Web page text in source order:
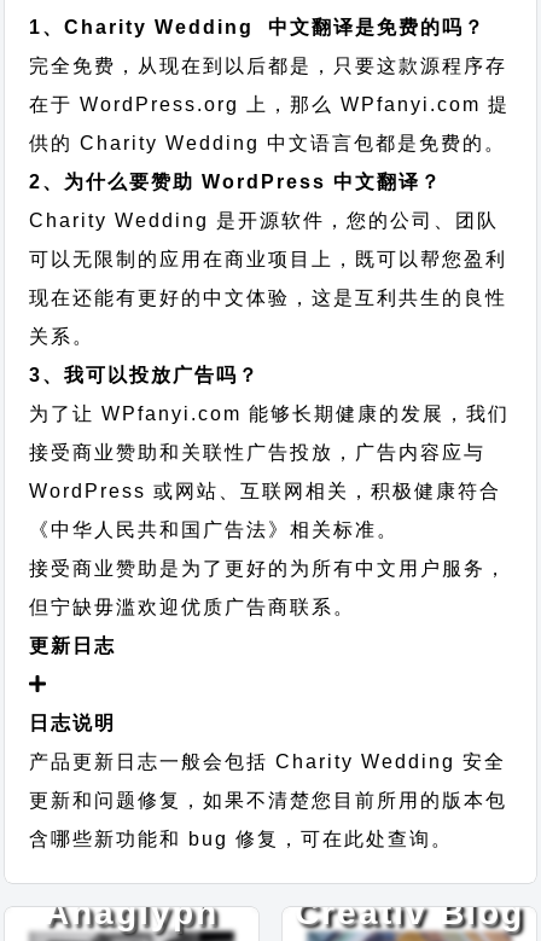
1、Charity Wedding 中文翻译是免费的吗？
完全免费，从现在到以后都是，只要这款源程序存
在于 WordPress.org 上，那么 WPfanyi.com 提
供的 Charity Wedding 中文语言包都是免费的。
2、为什么要赞助 WordPress 中文翻译？
Charity Wedding 是开源软件，您的公司、团队
可以无限制的应用在商业项目上，既可以帮您盈利
现在还能有更好的中文体验，这是互利共生的良性
关系。
3、我可以投放广告吗？
为了让 WPfanyi.com 能够长期健康的发展，我们
接受商业赞助和关联性广告投放，广告内容应与
WordPress 或网站、互联网相关，积极健康符合
《中华人民共和国广告法》相关标准。
接受商业赞助是为了更好的为所有中文用户服务，
但宁缺毋滥欢迎优质广告商联系。
更新日志
日志说明
产品更新日志一般会包括 Charity Wedding 安全
更新和问题修复，如果不清楚您目前所用的版本包
含哪些新功能和 bug 修复，可在此处查询。
Anaglyph
Creativ Blog